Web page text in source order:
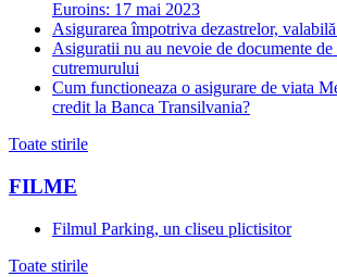
Euroins: 17 mai 2023
Asigurarea împotriva dezastrelor,
Asiguratii nu au nevoie de documente de
cutremurului
Cum functioneaza o asigurare de viata
credit la Banca Transilvania?
Toate stirile
FILME
Filmul Parking, un cliseu plictisitor
Toate stirile